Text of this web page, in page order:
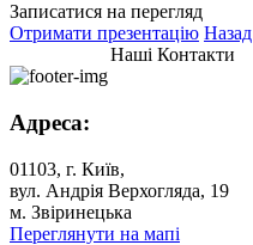
Записатися на перегляд
Отримати презентацію Назад
Наші Контакти
Адреса:
01103, г. Київ,
вул. Андрія Верхогляда, 19
м. Звіринецька
Переглянути на мапі